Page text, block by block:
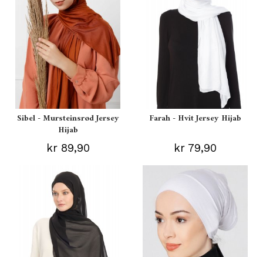
Sibel - Mursteinsrød Jersey
Hijab
kr 89,90
Farah - Hvit Jersey Hijab
kr 79,90